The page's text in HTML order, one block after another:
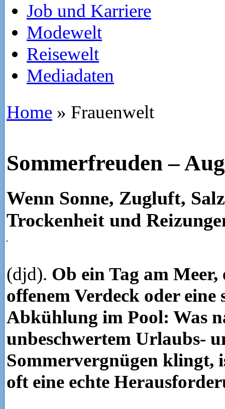
Job und Karriere
Modewelt
Reisewelt
Mediadaten
Home » Frauenwelt
Sommerfreuden –
Wenn Sonne, Zugluft,
Trockenheit und
(djd). Ob ein Tag am
offenem Verdeck oder eine
Abkühlung im Pool: Was
unbeschwertem Urlaubs-
Sommervergnügen klingt,
oft eine echte